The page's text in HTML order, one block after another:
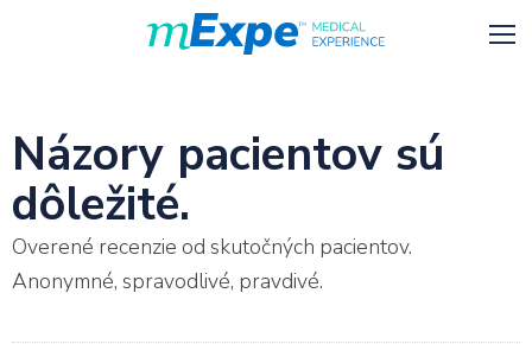
Názory pacientov sú
dôležité.
Overené recenzie od skutočných pacientov.
Anonymné, spravodlivé, pravdivé.